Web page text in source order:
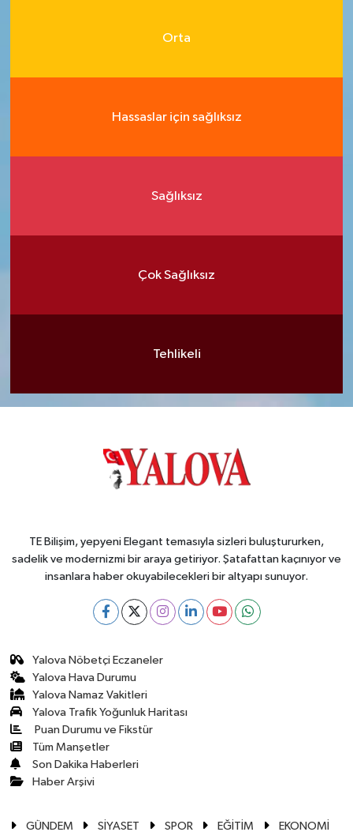
Orta
Hassaslar için sağlıksız
Sağlıksız
Çok Sağlıksız
Tehlikeli
TE Bilişim, yepyeni Elegant temasıyla sizleri buluştururken,
sadelik ve modernizmi bir araya getiriyor. Şatafattan kaçınıyor ve
insanlara haber okuyabilecekleri bir altyapı sunuyor.
Yalova Nöbetçi Eczaneler
Yalova Hava Durumu
Yalova Namaz Vakitleri
Yalova Trafik Yoğunluk Haritası
Puan Durumu ve Fikstür
Tüm Manşetler
Son Dakika Haberleri
Haber Arşivi
GÜNDEM SİYASET SPOR EĞİTİM EKONOMİ